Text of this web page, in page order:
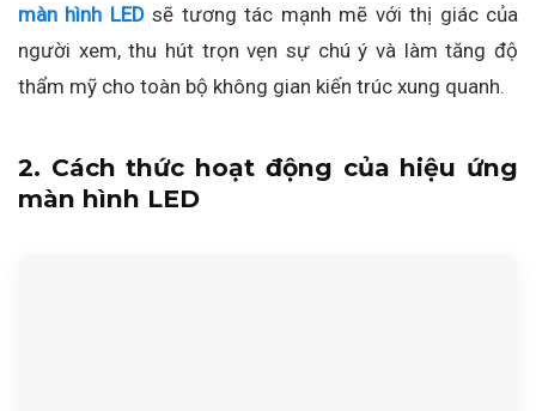
màn hình LEDsẽ tương tác mạnh mẽ với thị giác của
người xem, thu hút trọn vẹn sự chú ý và làm tăng độ
thẩm mỹ cho toàn bộ không gian kiến trúc xung quanh.
2. Cách thức hoạt động của hiệu ứng
màn hình LED